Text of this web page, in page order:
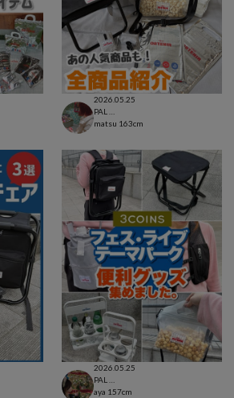
2026.05.25
matsu 163cm
2026.05.25
aya 157cm